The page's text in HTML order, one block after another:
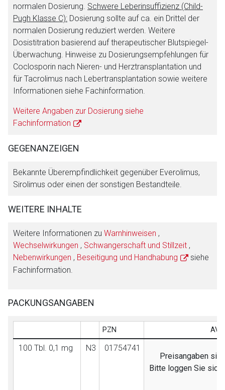
normalen Dosierung. Schwere Leberinsuffizienz (Child-
Pugh Klasse C): Dosierung sollte auf ca. ein Drittel der
normalen Dosierung reduziert werden. Weitere
Dosistitration basierend auf therapeutischer Blutspiegel-
Überwachung. Hinweise zu Dosierungsempfehlungen für
Coclosporin nach Nieren- und Herztransplantation und
für Tacrolimus nach Lebertransplantation sowie weitere
Informationen siehe Fachinformation.
Weitere Angaben zur Dosierung siehe
Fachinformation
GEGENANZEIGEN
Bekannte Überempfindlichkeit gegenüber Everolimus,
Sirolimus oder einen der sonstigen Bestandteile.
WEITERE INHALTE
Weitere Informationen zu Warnhinweisen ,
Wechselwirkungen , Schwangerschaft und Stillzeit ,
Nebenwirkungen , Beseitigung und Handhabung
siehe
Fachinformation.
PACKUNGSANGABEN
PZN
100 Tbl. 0,1 mg N3
01754741
Preisangaben
Bitte loggen Sie sich